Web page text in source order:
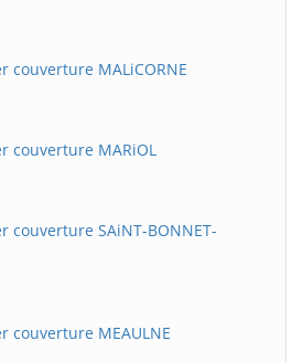
couverture MALiCORNE
couverture MARiOL
couverture SAiNT-BONNET-
couverture MEAULNE